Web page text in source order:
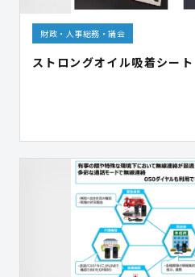
財政・人事総務・議会
ストロングオイル吸着シート